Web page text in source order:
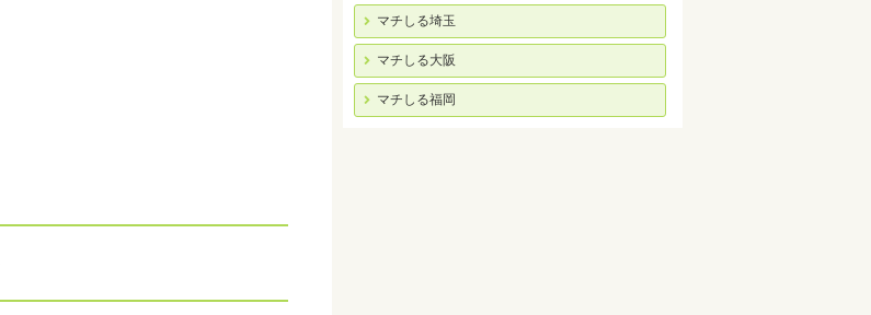
マチしる埼玉
マチしる大阪
マチしる福岡